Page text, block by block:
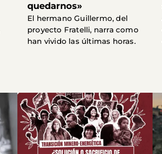
quedarnos»
El hermano Guillermo, del
proyecto Fratelli, narra como
han vivido las últimas horas.